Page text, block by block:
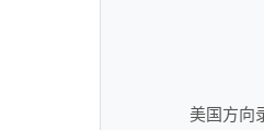
美国方向